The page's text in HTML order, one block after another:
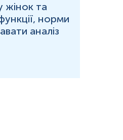
жінок та
норми
аналіз